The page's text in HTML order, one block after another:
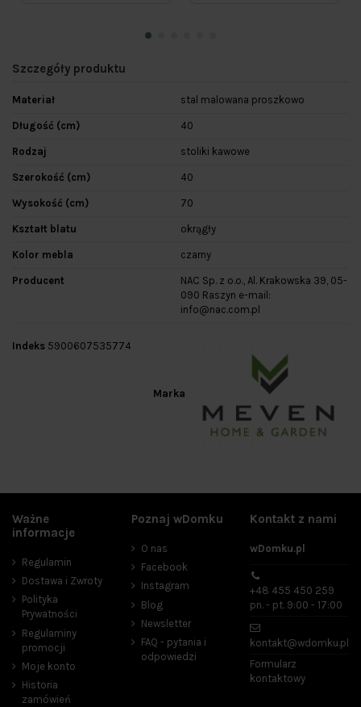
Szczegóły produktu
Materiał stal malowana proszkowo
Długość (cm) 40
Rodzaj stoliki kawowe
Szerokość (cm) 40
Wysokość (cm) 70
Kształt blatu okrągły
Kolor mebla czarny
Producent
NAC Sp. z o.o., Al. Krakowska 39, 05-
090 Raszyn e-mail:
info@nac.com.pl
Marka
Indeks 5900607535774
Ważne
informacje
Regulamin
Dostawa i Zwroty
Polityka
Prywatności
Regulaminy
promocji
Moje konto
Historia
zamówień
Poznaj wDomku
O nas
Facebook
Instagram
Blog
Newsletter
FAQ - pytania i
odpowiedzi
Kontakt z nami
wDomku.pl
+48 455 450 259
pn. - pt. 9:00 - 17:00
kontakt@wdomku.pl
Formularz
kontaktowy